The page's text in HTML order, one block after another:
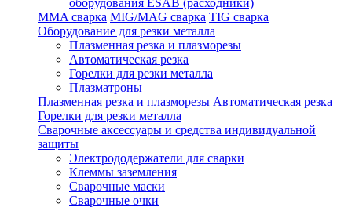
оборудования ESAB (расходники)
MMA сварка MIG/MAG сварка TIG сварка
Оборудование для резки металла
Плазменная резка и плазморезы
Автоматическая резка
Горелки для резки металла
Плазматроны
Плазменная резка и плазморезы Автоматическая резка
Горелки для резки металла
Сварочные аксессуары и средства индивидуальной
защиты
Электрододержатели для сварки
Клеммы заземления
Сварочные маски
Сварочные очки